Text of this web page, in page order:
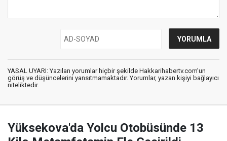
YASAL UYARI: Yazılan yorumlar hiçbir şekilde Hakkarihabertv.com’un
görüş ve düşüncelerini yansıtmamaktadır. Yorumlar, yazan kişiyi bağlayıcı
niteliktedir.
Yüksekova'da Yolcu Otobüsünde 13